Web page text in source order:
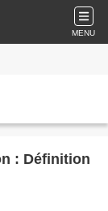
MENU
: Définition